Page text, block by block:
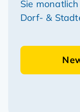
Sie
Dorf- &